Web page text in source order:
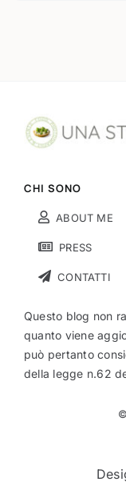
CHI SONO
ABOUT ME
PRESS
CONTATTI
Questo blog non
quanto viene
può pertanto
della legge n.62